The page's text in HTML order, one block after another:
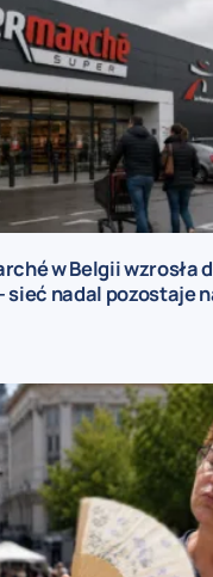
w Belgii wzrosła
sieć nadal pozostaje